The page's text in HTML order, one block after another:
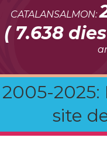
CATALANSALMON:
( 7.638
2005-2025:
site